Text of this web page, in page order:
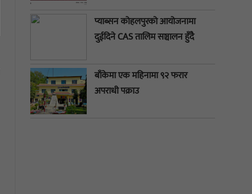
प्याब्सन कोहलपुरको आयोजनामा
दुईदिने CAS तालिम सञ्चालन हुँदै
बाँकेमा एक महिनामा ९२ फरार
अपराधी पक्राउ